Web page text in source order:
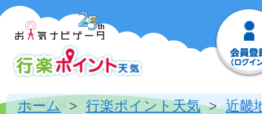
ホーム 行楽ポイント天気 近畿